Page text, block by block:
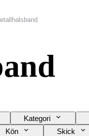
Kategori
Kön Skick